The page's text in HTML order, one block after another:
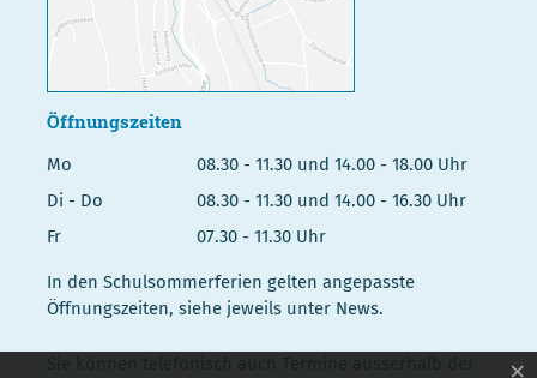
Öffnungszeiten
Mo
08.30 - 11.30 und 14.00 - 18.00 Uhr
Di - Do
08.30 - 11.30 und 14.00 - 16.30 Uhr
Fr
07.30 - 11.30 Uhr
In den Schulsommerferien gelten angepasste
Öffnungszeiten, siehe jeweils unter News.
×